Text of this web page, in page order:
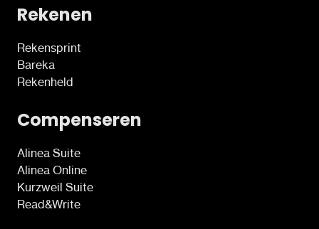
Rekenen
Rekensprint
Bareka
Rekenheld
Compenseren
Alinea Suite
Alinea Online
Kurzweil Suite
Read&Write